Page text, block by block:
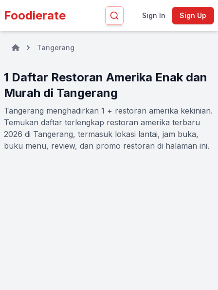
Foodierate Sign In Sign Up
Tangerang
1 Daftar Restoran Amerika Enak dan
Murah di Tangerang
Tangerang menghadirkan 1 + restoran amerika kekinian.
Temukan daftar terlengkap restoran amerika terbaru
2026 di Tangerang, termasuk lokasi lantai, jam buka,
buku menu, review, dan promo restoran di halaman ini.